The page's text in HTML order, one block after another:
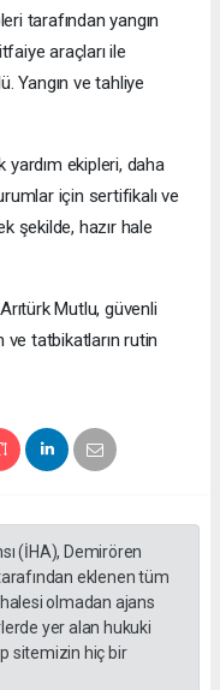
tarafından yangın
araçları ile
Yangın ve tahliye
ekipleri, daha
için sertifikalı ve
şekilde, hazır hale
Mutlu, güvenli
tatbikatların rutin
(İHA), Demirören
eklenen tüm
olmadan ajans
yer alan hukuki
sitemizin hiç bir